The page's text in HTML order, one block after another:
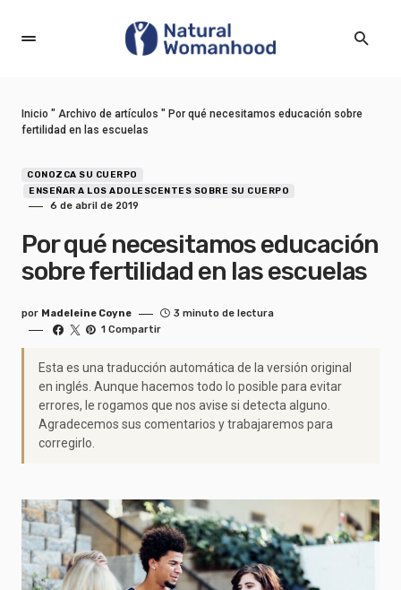
Inicio " Archivo de artículos " Por qué necesitamos educación sobre
fertilidad en las escuelas
CONOZCA SU CUERPO
ENSEÑAR A LOS ADOLESCENTES SOBRE SU CUERPO
6 de abril de 2019
Por qué necesitamos educación
sobre fertilidad en las escuelas
por Madeleine Coyne
3 minuto de lectura
1 Compartir
Esta es una traducción automática de la versión original
en inglés. Aunque hacemos todo lo posible para evitar
errores, le rogamos que nos avise si detecta alguno.
Agradecemos sus comentarios y trabajaremos para
corregirlo.